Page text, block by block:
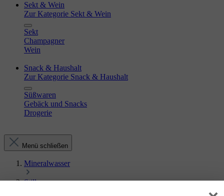
Sekt & Wein
Zur Kategorie Sekt & Wein
Sekt
Champagner
Wein
Snack & Haushalt
Zur Kategorie Snack & Haushalt
Süßwaren
Gebäck und Snacks
Drogerie
Menü schließen
Mineralwasser
Still